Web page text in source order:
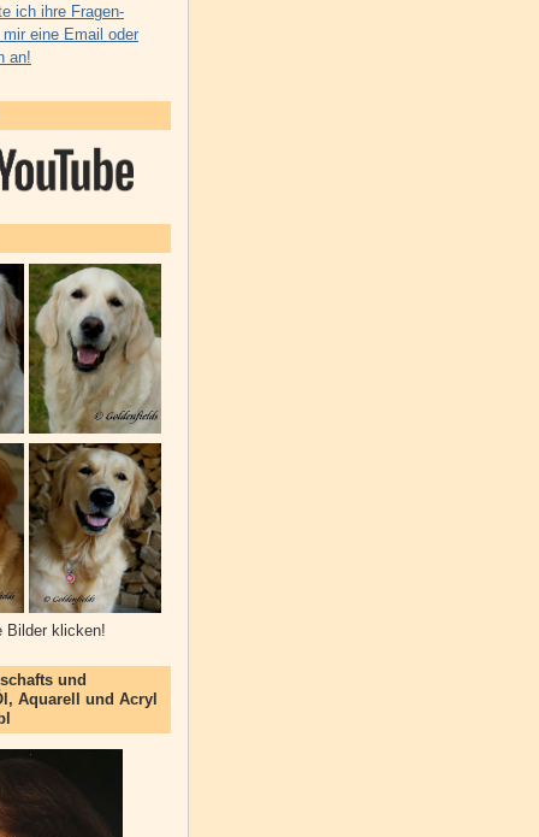
ich ihre Fragen-
eine Email oder
an!
Bilder klicken!
und
Aquarell und Acryl